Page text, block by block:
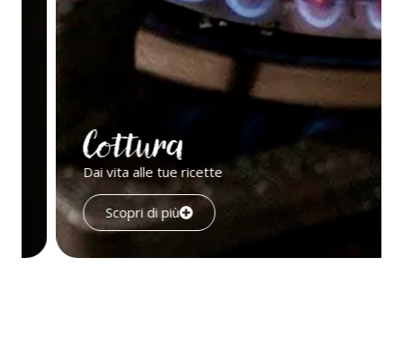
Cottura
Dai vita alle tue ricette
Scopri di più